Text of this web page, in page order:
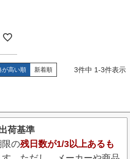
が高い順 新着順 3件中 1-3件表示
荷基準
限の残日数が1/3以上あるも